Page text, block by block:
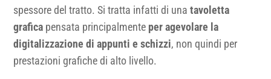
spessore del tratto. Si tratta infatti di unatavoletta
grafica pensata principalmente per agevolare la
digitalizzazione di appunti e schizzi, non quindi per
prestazioni grafiche di alto livello.